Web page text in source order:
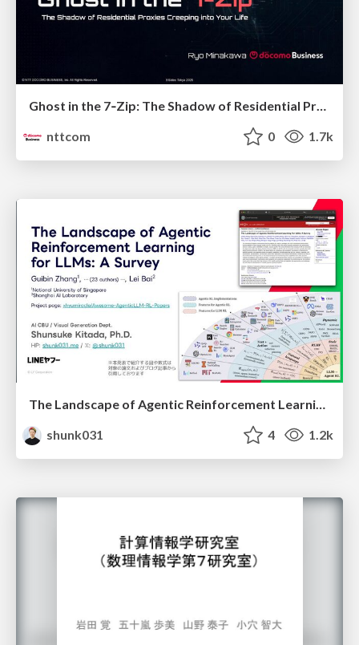
Ghost in the 7‑Zip: The Shadow of Residential Proxies Creeping into Your Life
nttcom
0 1.7k
The Landscape of Agentic Reinforcement Learning for LLMs: A Survey
shunk031
4 1.2k